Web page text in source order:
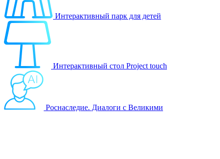
Интерактивный парк для детей
Интерактивный стол Project touch
Роснаследие. Диалоги с Великими